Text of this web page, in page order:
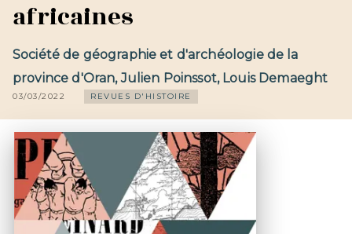
africaines
Société de géographie et d'archéologie de la
province d'Oran,Julien Poinssot, Louis Demaeght
03/03/2022 REVUES D'HISTOIRE